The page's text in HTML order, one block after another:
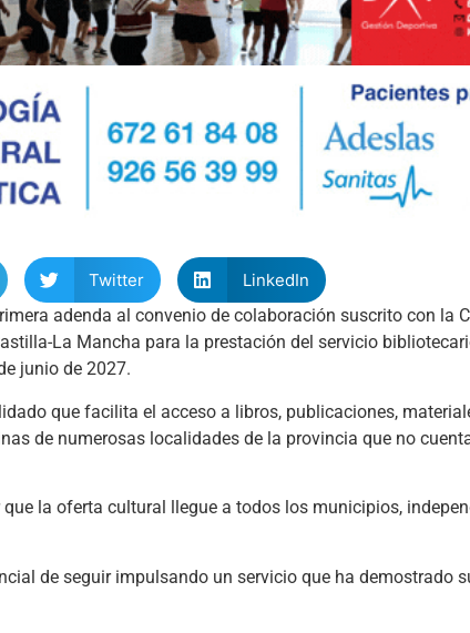
Twitter
LinkedIn
adenda al convenio de colaboración suscrito con la
La Mancha para la prestación del servicio
junio de 2027.
que facilita el acceso a libros, publicaciones,
de numerosas localidades de la provincia que no
la oferta cultural llegue a todos los municipios,
de seguir impulsando un servicio que ha demostrado